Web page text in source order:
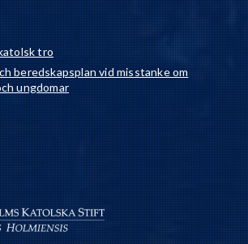
tro
beredskapsplan vid misstanke om
ungdomar